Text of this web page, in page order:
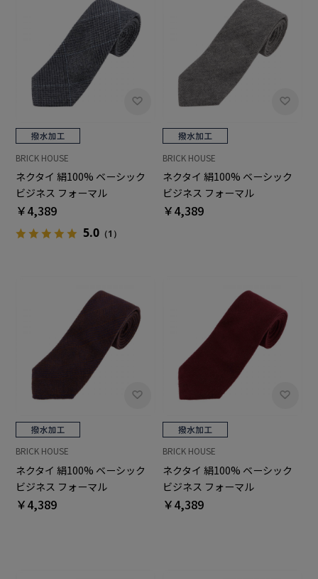
BRICK HOUSE
ネクタイ 絹100% ベーシック
ビジネス フォーマル
￥4,389
5.0（1）
BRICK HOUSE
ネクタイ 絹100% ベーシック
ビジネス フォーマル
￥4,389
BRICK HOUSE
ネクタイ 絹100% ベーシック
ビジネス フォーマル
￥4,389
BRICK HOUSE
ネクタイ 絹100% ベーシック
ビジネス フォーマル
￥4,389